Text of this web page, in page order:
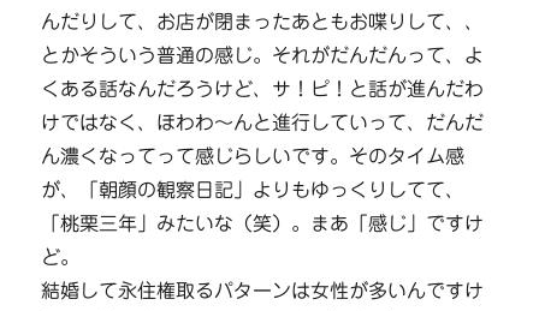
んだりして、お店が閉まったあともお喋りして、、
とかそういう普通の感じ。それがだんだんって、よ
くある話なんだろうけど、サ！ピ！と話が進んだわ
けではなく、ほわわ～んと進行していって、だんだ
ん濃くなってって感じらしいです。そのタイム感
が、「朝顔の観察日記」よりもゆっくりしてて、
「桃栗三年」みたいな（笑）。まあ「感じ」ですけ
ど。
結婚して永住権取るパターンは女性が多いんですけ